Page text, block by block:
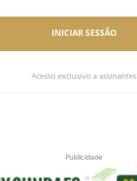
INICIAR SESSÃO
Acesso exclusivo a assinantes
Publicidade